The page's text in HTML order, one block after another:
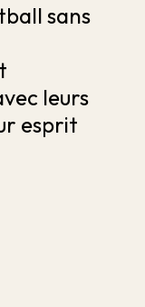
sans
leurs
esprit